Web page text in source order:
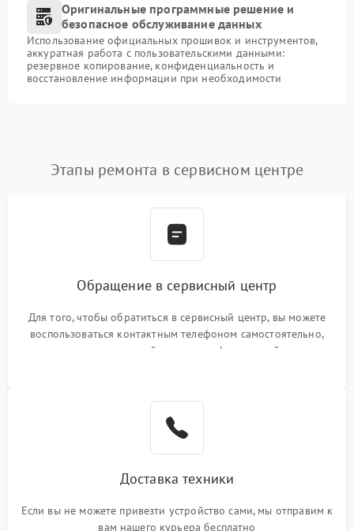
Оригинальные программные решение и
безопасное обслуживание данных
Использование официальных прошивок и инструментов,
аккуратная работа с пользовательскими данными:
резервное копирование, конфиденциальность и
восстановление информации при необходимости
Этапы ремонта в сервисном центре
Обращение в сервисный центр
Для того, чтобы обратиться в сервисный центр, вы можете
воспользоваться контактным телефоном самостоятельно,
или оставить свой номер телефона на сайте
Доставка техники
Если вы не можете привезти устройство сами, мы отправим к
вам нашего курьера бесплатно